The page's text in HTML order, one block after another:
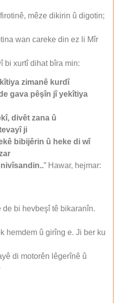
mêze dikirin û digotin;
wan careke din ez li Mîr
bi xurtî dihat bîra min:
zimanê kurdî
gava pêşîn jî yekîtiya
divêt zana û
ji
bibijêrin û heke di wî
” Hawar, hejmar:
bi hevbeşî tê bikaranîn.
hemdem û girîng e. Ji ber ku
di motorên lêgerînê û